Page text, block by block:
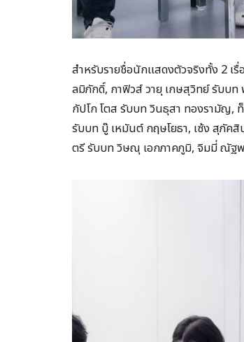
สำหรับรายชื่อนักแสดงตัวจริงทั้ง 2 เ
ลมิภักดิ์, กาฟิวส์ วายุ เกษสุวิทย์ รับบ
กัปโก โตส รับบท วินธุสา ทองรามัญ
รับบท บู๊ เหมันต์ กฤษโยธา, เซ้ง สุภัค
ตรี รับบท วิษณุ เอกภาคภูมิ, จิมมี่ ณัฐ